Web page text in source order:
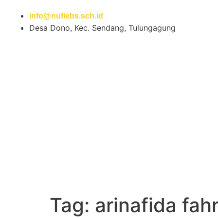
info@nufiebs.sch.id
Desa Dono, Kec. Sendang, Tulungagung
Tag: arinafida